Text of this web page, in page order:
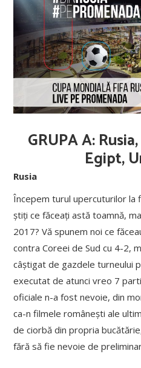
GRUPA A:
Egipt,
Rusia
Începem turul upercuturilor la
știți ce făceați astă toamnă,
2017? Vă spunem noi ce
contra Coreei de Sud cu 4-2,
câștigat de gazdele turneului
executat de atunci vreo 7
oficiale n-a fost nevoie, din
ca-n filmele românești ale
de ciorbă din propria
fără să fie nevoie de